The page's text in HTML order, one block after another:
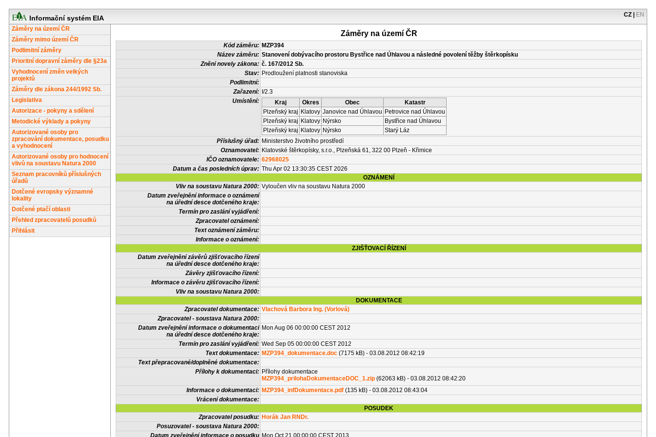
Informační systém EIA CZ EN
Záměry na území ČR
Záměry mimo území ČR
Podlimitní záměry
Prioritní dopravní záměry dle §23a
Vyhodnocení změn velkých
projektů
Záměry dle zákona 244/1992 Sb.
Legislativa
Autorizace - pokyny a sdělení
Metodické výklady a pokyny
Autorizované osoby pro
zpracování dokumentace, posudku
a vyhodnocení
Autorizované osoby pro hodnocení
vlivů na soustavu Natura 2000
Seznam pracovníků příslušných
úřadů
Dotčené evropsky významné
lokality
Dotčené ptačí oblasti
Přehled zpracovatelů posudků
Přihlásit
Záměry na území ČR
Kód záměru: MZP394
Název záměru: Stanovení dobývacího prostoru Bystřice nad Úhlavou a následné povolení těžby štěrkopísku
Znění novely zákona: č. 167/2012 Sb.
Stav: Prodloužení platnosti stanoviska
Podlimitní:
Zařazení: I/2.3
Umístění:
Kraj Okres Obec
Katastr
Plzeňský kraj Klatovy Janovice nad Úhlavou Petrovice nad Úhlavou
Plzeňský kraj Klatovy Nýrsko
Bystřice nad Úhlavou
Plzeňský kraj Klatovy Nýrsko
Starý Láz
Příslušný úřad: Ministerstvo životního prostředí
Oznamovatel: Klatovské štěrkopísky, s.r.o., Plzeňská 61, 322 00 Plzeň - Křimice
IČO oznamovatele: 62968025
Datum a čas posledních úprav: Thu Apr 02 13:30:35 CEST 2026
OZNÁMENÍ
Vliv na soustavu Natura 2000: Vyloučen vliv na soustavu Natura 2000
Datum zveřejnění informace o oznámení
na úřední desce dotčeného kraje:
Termín pro zaslání vyjádření:
Zpracovatel oznámení:
Text oznámení záměru:
Informace o oznámení:
ZJIŠŤOVACÍ ŘÍZENÍ
Datum zveřejnění závěrů zjišťovacího řízení
na úřední desce dotčeného kraje:
Závěry zjišťovacího řízení:
Informace o závěru zjišťovacího řízení:
Vliv na soustavu Natura 2000:
DOKUMENTACE
Zpracovatel dokumentace: Vlachová Barbora Ing. (Vorlová)
Zpracovatel - soustava Natura 2000:
Datum zveřejnění informace o dokumentaci
na úřední desce dotčeného kraje:
Mon Aug 06 00:00:00 CEST 2012
Termín pro zaslání vyjádření: Wed Sep 05 00:00:00 CEST 2012
Text dokumentace: MZP394_dokumentace.doc (7175 kB) - 03.08.2012 08:42:19
Text přepracované/doplněné dokumentace:
Přílohy k dokumentaci: Přílohy dokumentace
MZP394_prilohaDokumentaceDOC_1.zip (62063 kB) - 03.08.2012 08:42:20
Informace o dokumentaci: MZP394_infDokumentace.pdf (135 kB) - 03.08.2012 08:43:04
Vrácení dokumentace:
POSUDEK
Zpracovatel posudku: Horák Jan RNDr.
Posuzovatel - soustava Natura 2000:
Datum zveřejnění informace o posudku Mon Oct 21 00:00:00 CEST 2013